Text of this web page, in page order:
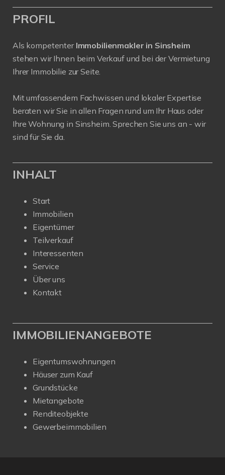
PROFIL
Als kompetenter Immobilienmakler in Sinsheim
stehen wir Ihnen beim Verkauf und bei der Vermietung
Ihrer Immobilie zur Seite.
Mit umfassendem Fachwissen und lokaler Expertise
beraten wir Sie in allen Fragen rund um Ihr Haus oder
Ihre Wohnung in Sinsheim. Sprechen Sie uns an - wir
sind für Sie da.
INHALT
Start
Immobilien
Eigentümer
Teilverkauf
Interessenten
Service
Über uns
Kontakt
IMMOBILIENANGEBOTE
Eigentumswohnungen
Häuser zum Kauf
Grundstücke
Mietangebote
Renditeobjekte
Gewerbeimmobilien